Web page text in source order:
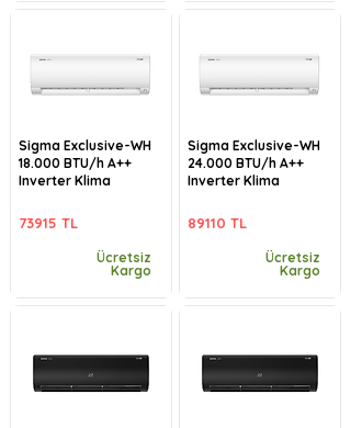
Sigma Exclusive-WH
18.000 BTU/h A++
Inverter Klima
73915 TL
Ücretsiz
Kargo
Sigma Exclusive-WH
24.000 BTU/h A++
Inverter Klima
89110 TL
Ücretsiz
Kargo